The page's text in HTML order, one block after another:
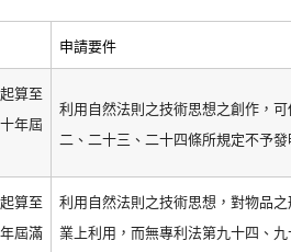
申請要件
算至
年屆
利用自然法則之技術思想之創作，
二、二十三、二十四條所規定不予
算至
屆滿
利用自然法則之技術思想，對物品
業上利用，而無專利法第九十四、